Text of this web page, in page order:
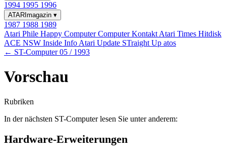
1994 1995 1996
ATARImagazin ▾
1987 1988 1989
Atari Phile Happy ComputerComputer Kontakt Atari Times Hitdisk
ACE NSW Inside Info Atari Update STraight Up atos
← ST-Computer 05 / 1993
Vorschau
Rubriken
In der nächsten ST-Computer lesen Sie unter anderem:
Hardware-Erweiterungen